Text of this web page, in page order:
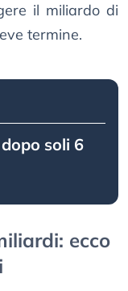
il miliardo di
termine.
soli 6
ecco